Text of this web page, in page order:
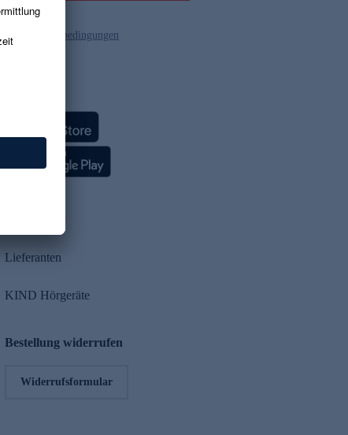
Gutscheinbedingungen
Lieferanten
KIND Hörgeräte
Bestellung widerrufen
Widerrufsformular